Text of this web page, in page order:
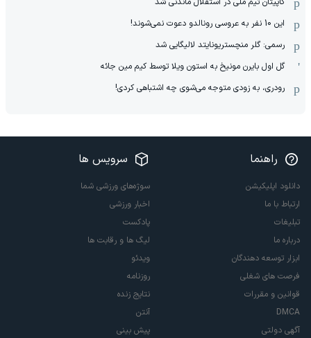
این 10 نفر به عروسی رونالدو دعوت نمی‌شوند!
رسمی: گلر منچستریونایتد لالیگایی شد
گل اول بایرن مونیخ به استون ویلا توسط کیم مین جائه
رودری، به زودی متوجه می‌شوی چه اشتباهی کردی!
راهنما
دانلود اپلیکیشن
ارتباط با ما
تبلیغات
درباره ما
ابزار توسعه دهندگان
فرصت های شغلی
قوانین و مقررات
DMCA
آگهی دولتی
سرویس ها
سوژه‌های ورزشی شما
اخبار ورزشی
پادکست
لیگ ها و رقابت ها
ویدئو
روزنامه
نتایج زنده
آنتن
پیش بینی